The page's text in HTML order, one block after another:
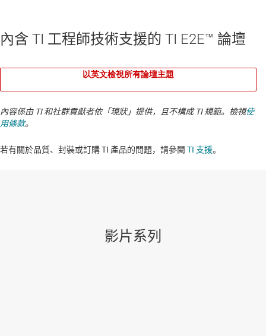
內含 TI 工程師技術支援的 TI E2E™ 論壇
以英文檢視所有論壇主題
內容係由 TI 和社群貢獻者依「現狀」提供，且不構成 TI 規範。檢視使
用條款。
若有關於品質、封裝或訂購 TI 產品的問題，請參閱 TI 支援。​​​​​​​​​​​​​​
影片系列